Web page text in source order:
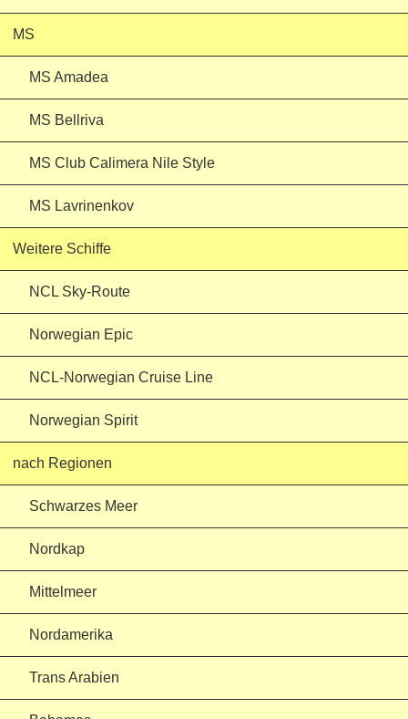
MS
MS Amadea
MS Bellriva
MS Club Calimera Nile Style
MS Lavrinenkov
Weitere Schiffe
NCL Sky-Route
Norwegian Epic
NCL-Norwegian Cruise Line
Norwegian Spirit
nach Regionen
Schwarzes Meer
Nordkap
Mittelmeer
Nordamerika
Trans Arabien